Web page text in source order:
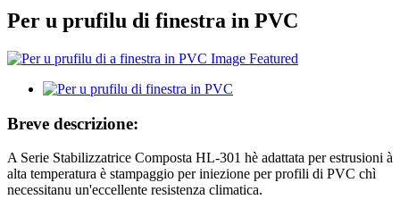
Per u prufilu di finestra in PVC
Breve descrizione:
A Serie Stabilizzatrice Composta HL-301 hè adattata per estrusioni à
alta temperatura è stampaggio per iniezione per profili di PVC chì
necessitanu un'eccellente resistenza climatica.